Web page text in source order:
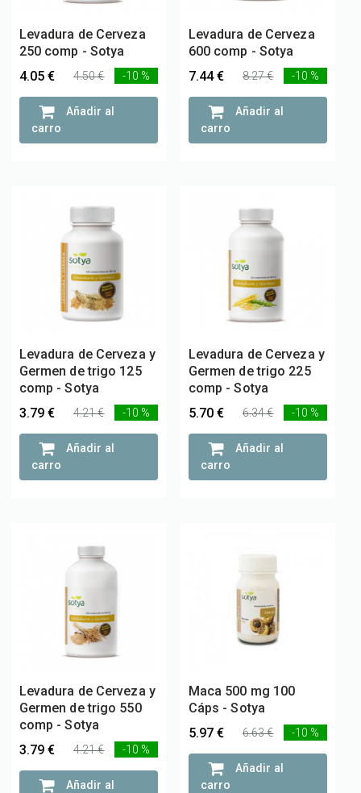
Levadura de Cerveza
250 comp - Sotya
4.05 €
4.50 € -10 %
Añadir al
carro
Levadura de Cerveza
600 comp - Sotya
7.44 €
8.27 € -10 %
Añadir al
carro
Levadura de Cerveza y
Germen de trigo 125
comp - Sotya
3.79 €
4.21 € -10 %
Añadir al
carro
Levadura de Cerveza y
Germen de trigo 225
comp - Sotya
5.70 €
6.34 € -10 %
Añadir al
carro
Levadura de Cerveza y
Germen de trigo 550
comp - Sotya
3.79 €
4.21 € -10 %
Añadir al
Maca 500 mg 100
Cáps - Sotya
5.97 €
6.63 € -10 %
Añadir al
carro